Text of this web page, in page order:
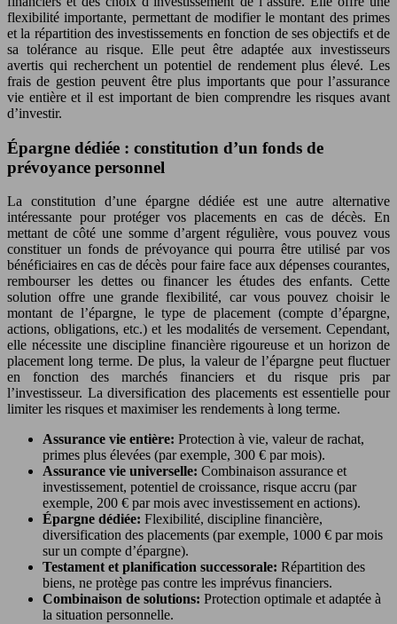
flexibilité importante, permettant de modifier le montant des primes
et la répartition des investissements en fonction de ses objectifs et de
sa tolérance au risque. Elle peut être adaptée aux investisseurs
avertis qui recherchent un potentiel de rendement plus élevé. Les
frais de gestion peuvent être plus importants que pour l’assurance
vie entière et il est important de bien comprendre les risques avant
d’investir.
Épargne dédiée : constitution d’un fonds de
prévoyance personnel
La constitution d’une épargne dédiée est une autre alternative
intéressante pour protéger vos placements en cas de décès. En
mettant de côté une somme d’argent régulière, vous pouvez vous
constituer un fonds de prévoyance qui pourra être utilisé par vos
bénéficiaires en cas de décès pour faire face aux dépenses courantes,
rembourser les dettes ou financer les études des enfants. Cette
solution offre une grande flexibilité, car vous pouvez choisir le
montant de l’épargne, le type de placement (compte d’épargne,
actions, obligations, etc.) et les modalités de versement. Cependant,
elle nécessite une discipline financière rigoureuse et un horizon de
placement long terme. De plus, la valeur de l’épargne peut fluctuer
en fonction des marchés financiers et du risque pris par
l’investisseur. La diversification des placements est essentielle pour
limiter les risques et maximiser les rendements à long terme.
Assurance vie entière: Protection à vie, valeur de rachat,
primes plus élevées (par exemple, 300 € par mois).
Assurance vie universelle: Combinaison assurance et
investissement, potentiel de croissance, risque accru (par
exemple, 200 € par mois avec investissement en actions).
Épargne dédiée: Flexibilité, discipline financière,
diversification des placements (par exemple, 1000 € par mois
sur un compte d’épargne).
Testament et planification successorale: Répartition des
biens, ne protège pas contre les imprévus financiers.
Combinaison de solutions: Protection optimale et adaptée à
la situation personnelle.